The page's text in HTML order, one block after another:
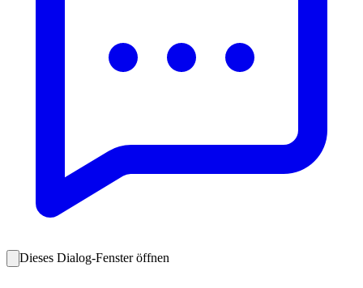
Dieses Dialog-Fenster öffnen